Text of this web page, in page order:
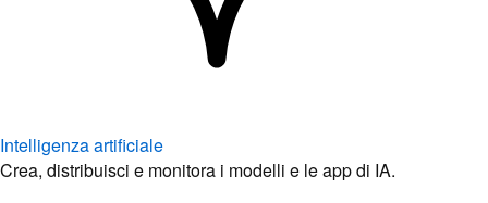
Intelligenza artificiale
Crea, distribuisci e monitora i modelli e le app di IA.